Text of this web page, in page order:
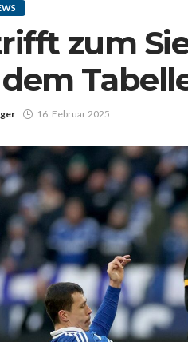
zum
16. Februar 2025